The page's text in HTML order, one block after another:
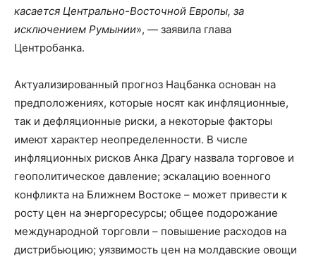
касается Центрально-Восточной Европы, за
исключением Румынии», — заявила глава
Центробанка.
Актуализированный прогноз Нацбанка основан на
предположениях, которые носят как инфляционные,
так и дефляционные риски, а некоторые факторы
имеют характер неопределенности. В числе
инфляционных рисков Анка Драгу назвала торговое и
геополитическое давление; эскалацию военного
конфликта на Ближнем Востоке – может привести к
росту цен на энергоресурсы; общее подорожание
международной торговли – повышение расходов на
дистрибьюцию; уязвимость цен на молдавские овощи